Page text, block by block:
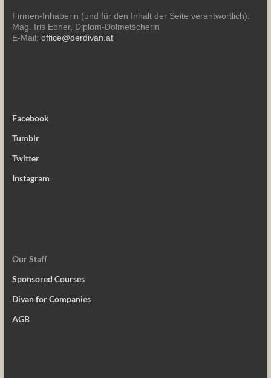
Firmen-Inhaberin (und für den Inhalt der Seite verantwortlich):
Mag. Iris Ebner, Diplom-Dolmetscherin
E-Mail: office@derdivan.at
Facebook
Tumblr
Twitter
Instagram
Our Staff
Sponsored Courses
Divan for Companies
AGB